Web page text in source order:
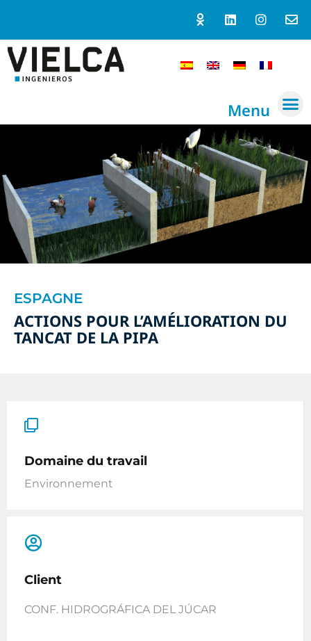
Menu
ESPAGNE
ACTIONS POUR L’AMÉLIORATION DU
TANCAT DE LA PIPA
Domaine du travail
Environnement
Client
CONF. HIDROGRÁFICA DEL JÚCAR